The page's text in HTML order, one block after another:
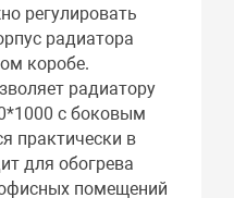
регулировать
радиатора
коробе.
радиатору
с боковым
практически в
для обогрева
помещений